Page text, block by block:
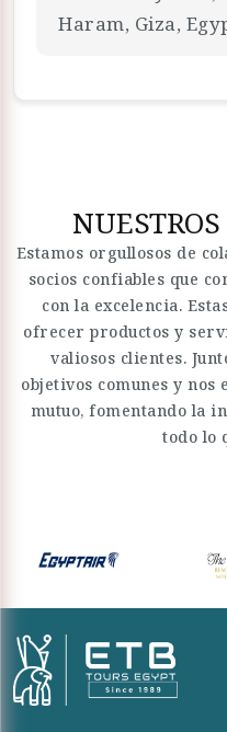
Haram, Giza,
Estamos orgullosos de
socios confiables que
con la excelencia.
ofrecer productos y
valiosos clientes.
objetivos comunes y
mutuo, fomentando la
todo lo